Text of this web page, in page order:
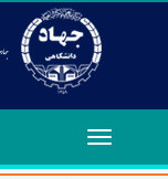
Toggle
navigation